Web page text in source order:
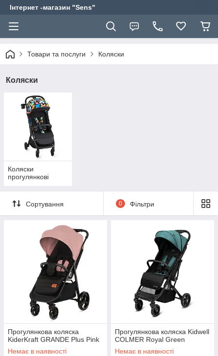
Інтернет -магазин "Sens"
Товари та послуги Коляски
Коляски
Коляски
прогулянкові
Сортування 0 Фільтри
Прогулянкова коляска
KiderKraft GRANDE Plus Pink
Немає в наявності
Прогулянкова коляска Kidwell
COLMER Royal Green
Немає в наявності